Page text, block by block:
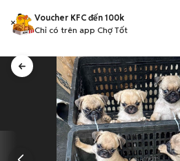
Voucher KFC đến 100k
Chỉ có trên app Chợ Tốt